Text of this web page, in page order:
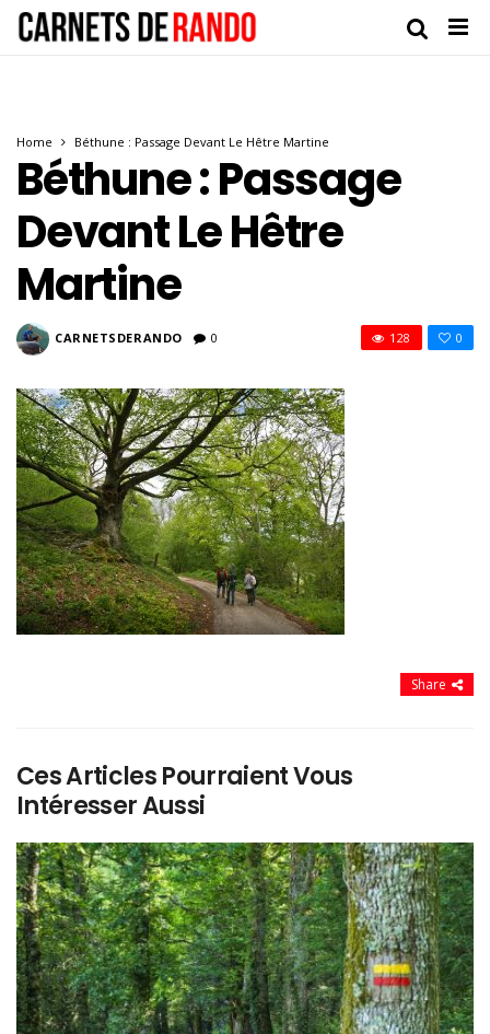
Home Béthune : Passage Devant Le Hêtre Martine
Béthune : Passage
Devant Le Hêtre
Martine
CARNETSDERANDO 0 0
128
Share
Ces Articles Pourraient Vous
Intéresser Aussi